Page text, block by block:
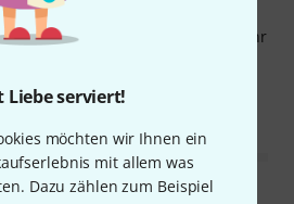
Liebe serviert!
möchten wir Ihnen ein
mit allem was
Dazu zählen zum Beispiel
Sogar Kabel sind dabei. Der
gefällt mir persönlich auch sehr